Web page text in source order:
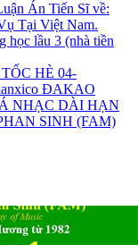
Án Tiến Sĩ về:
Tại Việt Nam.
học lầu 3 (nhà tiền
HÈ 04-
ĐAKAO
NHẠC DÀI HẠN
SINH (FAM)